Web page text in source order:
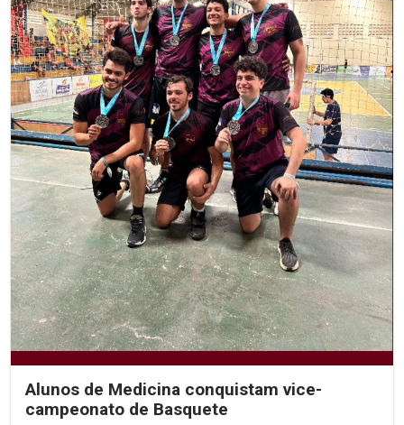
Alunos de Medicina conquistam vice-
campeonato de Basquete